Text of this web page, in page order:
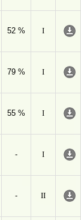
52 %
I
79 %
I
55 %
I
-
I
-
II